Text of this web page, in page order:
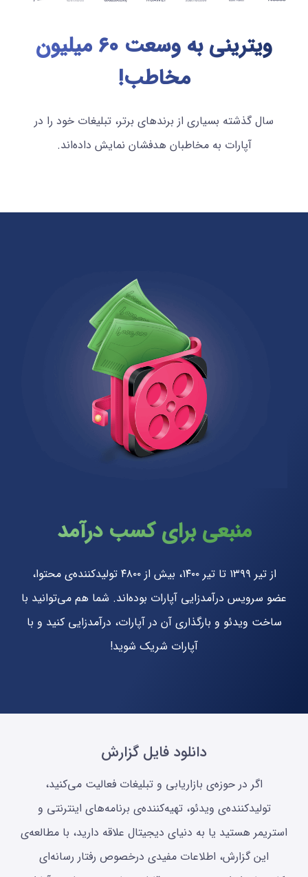
ویترینی به وسعت ۶۰ میلیون
مخاطب!
سال گذشته بسیاری از برندهای برتر، تبلیغات خود را در
آپارات به مخاطبان هدفشان نمایش داده‌اند.
منبعی برای کسب درآمد
از تیر ۱۳۹۹ تا تیر ۱۴۰۰، بیش از ۴۸۰۰ تولیدکننده‌ی محتوا،
عضو سرویس درآمدزایی آپارات بوده‌اند. شما هم می‌توانید با
ساخت ویدئو و بارگذاری آن در آپارات، درآمدزایی کنید و با
آپارات شریک شوید!
دانلود فایل گزارش
اگر در حوزه‌ی بازاریابی و تبلیغات فعالیت می‌کنید،
تولیدکننده‌ی ویدئو، تهیه‌کننده‌ی برنامه‌های اینترنتی و
استریمر هستید یا به دنیای دیجیتال علاقه دارید، با مطالعه‌ی
این گزارش، اطلاعات مفیدی درخصوص رفتار رسانه‌ای